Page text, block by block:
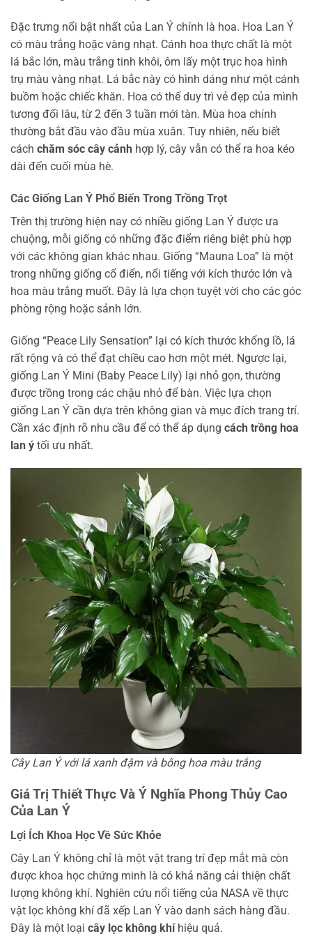
Đặc trưng nổi bật nhất của Lan Ý chính là hoa. Hoa Lan Ý
có màu trắng hoặc vàng nhạt. Cánh hoa thực chất là một
lá bắc lớn, màu trắng tinh khôi, ôm lấy một trục hoa hình
trụ màu vàng nhạt. Lá bắc này có hình dáng như một cánh
buồm hoặc chiếc khăn. Hoa có thể duy trì vẻ đẹp của mình
tương đối lâu, từ 2 đến 3 tuần mới tàn. Mùa hoa chính
thường bắt đầu vào đầu mùa xuân. Tuy nhiên, nếu biết
cách chăm sóc cây cảnh hợp lý, cây vẫn có thể ra hoa kéo
dài đến cuối mùa hè.
Các Giống Lan Ý Phổ Biến Trong Trồng Trọt
Trên thị trường hiện nay có nhiều giống Lan Ý được ưa
chuộng, mỗi giống có những đặc điểm riêng biệt phù hợp
với các không gian khác nhau. Giống “Mauna Loa” là một
trong những giống cổ điển, nổi tiếng với kích thước lớn và
hoa màu trắng muốt. Đây là lựa chọn tuyệt vời cho các góc
phòng rộng hoặc sảnh lớn.
Giống “Peace Lily Sensation” lại có kích thước khổng lồ, lá
rất rộng và có thể đạt chiều cao hơn một mét. Ngược lại,
giống Lan Ý Mini (Baby Peace Lily) lại nhỏ gọn, thường
được trồng trong các chậu nhỏ để bàn. Việc lựa chọn
giống Lan Ý cần dựa trên không gian và mục đích trang trí.
Cần xác định rõ nhu cầu để có thể áp dụng cách trồng hoa
lan ý tối ưu nhất.
Cây Lan Ý với lá xanh đậm và bông hoa màu trắng
Giá Trị Thiết Thực Và Ý Nghĩa Phong Thủy Cao
Của Lan Ý
Lợi Ích Khoa Học Về Sức Khỏe
Cây Lan Ý không chỉ là một vật trang trí đẹp mắt mà còn
được khoa học chứng minh là có khả năng cải thiện chất
lượng không khí. Nghiên cứu nổi tiếng của NASA về thực
vật lọc không khí đã xếp Lan Ý vào danh sách hàng đầu.
Đây là một loại cây lọc không khíhiệu quả.